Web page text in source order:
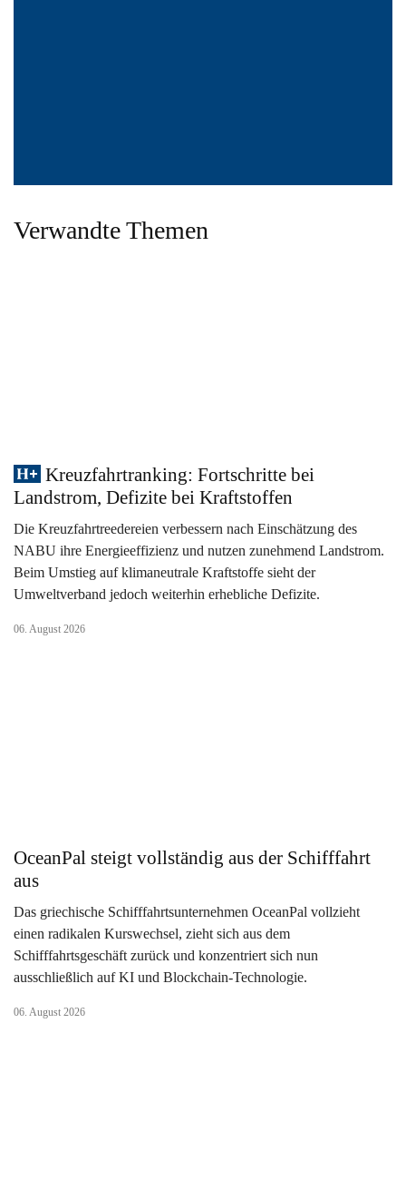
Verwandte Themen
Kreuzfahrtranking: Fortschritte bei
Landstrom, Defizite bei Kraftstoffen
Die Kreuzfahrtreedereien verbessern nach Einschätzung des
NABU ihre Energieeffizienz und nutzen zunehmend Landstrom.
Beim Umstieg auf klimaneutrale Kraftstoffe sieht der
Umweltverband jedoch weiterhin erhebliche Defizite.
06. August 2026
OceanPal steigt vollständig aus der Schifffahrt
aus
Das griechische Schifffahrtsunternehmen OceanPal vollzieht
einen radikalen Kurswechsel, zieht sich aus dem
Schifffahrtsgeschäft zurück und konzentriert sich nun
ausschließlich auf KI und Blockchain-Technologie.
06. August 2026